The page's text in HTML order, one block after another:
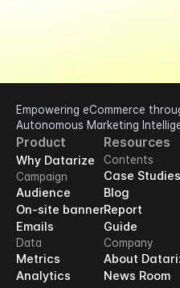
Empowering eCommerce
Autonomous Marketing
Product
Why Datarize
Campaign
Audience
On-site banner
Emails
Data
Metrics
Analytics
Resources
Contents
Case Studies
Blog
Report
Guide
Company
About
News Room